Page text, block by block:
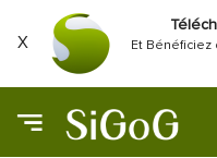
X
Et Bénéficiez